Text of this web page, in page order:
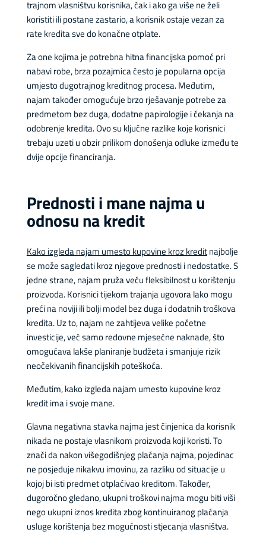
trajnom vlasništvu korisnika, čak i ako ga više ne želi
koristiti ili postane zastario, a korisnik ostaje vezan za
rate kredita sve do konačne otplate.
Za one kojima je potrebna hitna financijska pomoć pri
nabavi robe, brza pozajmica često je popularna opcija
umjesto dugotrajnog kreditnog procesa. Međutim,
najam također omogućuje brzo rješavanje potrebe za
predmetom bez duga, dodatne papirologije i čekanja na
odobrenje kredita. Ovo su ključne razlike koje korisnici
trebaju uzeti u obzir prilikom donošenja odluke između te
dvije opcije financiranja.
Prednosti i mane najma u
odnosu na kredit
Kako izgleda najam umesto kupovine kroz kreditnajbolje
se može sagledati kroz njegove prednosti i nedostatke. S
jedne strane, najam pruža veću fleksibilnost u korištenju
proizvoda. Korisnici tijekom trajanja ugovora lako mogu
preći na noviji ili bolji model bez duga i dodatnih troškova
kredita. Uz to, najam ne zahtijeva velike početne
investicije, već samo redovne mjesečne naknade, što
omogućava lakše planiranje budžeta i smanjuje rizik
neočekivanih financijskih poteškoća.
Međutim, kako izgleda najam umesto kupovine kroz
kredit ima i svoje mane.
Glavna negativna stavka najma jest činjenica da korisnik
nikada ne postaje vlasnikom proizvoda koji koristi. To
znači da nakon višegodišnjeg plaćanja najma, pojedinac
ne posjeduje nikakvu imovinu, za razliku od situacije u
kojoj bi isti predmet otplaćivao kreditom. Također,
dugoročno gledano, ukupni troškovi najma mogu biti viši
nego ukupni iznos kredita zbog kontinuiranog plaćanja
usluge korištenja bez mogućnosti stjecanja vlasništva.